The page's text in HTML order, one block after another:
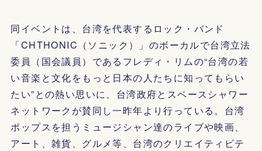
同イベントは、台湾を代表するロック・バンド
「CHTHONIC（ソニック）」のボーカルで台湾立法
委員（国会議員）であるフレディ・リムの“台湾の若
い音楽と文化をもっと日本の人たちに知ってもらい
たい”との熱い思いに、台湾政府とスペースシャワー
ネットワークが賛同し一昨年より行っている。台湾
ポップスを担うミュージシャン達のライブや映画、
アート、雑貨、グルメ等、台湾のクリエイティビテ